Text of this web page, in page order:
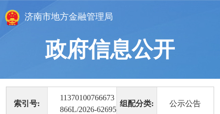
济南市地方金融管理局
政府信息公开
索引号:
11370100766673
866L/2026-62695
组配分类: 公示公告